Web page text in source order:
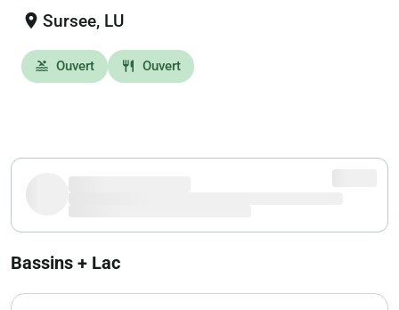
location_on Sursee, LU
pool Ouvert restaurant Ouvert
Bassins + Lac